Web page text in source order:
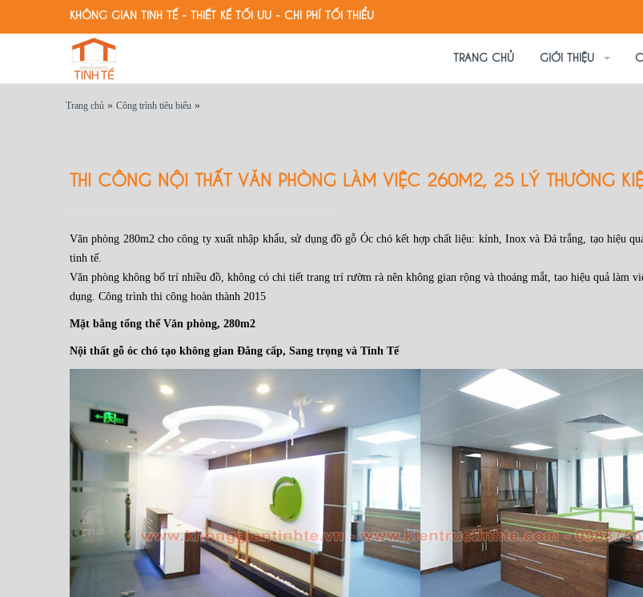
KHÔNG GIAN TINH TẾ - THIẾT KẾ TỐI ƯU - CHI PHÍ TỐI THIỂU
TRANG CHỦ GIỚI THIỆU
Trang chủ » Công trình tiêu biểu »
THI CÔNG NỘI THẤT VĂN PHÒNG LÀM VIỆC 260M2, 25 LÝ THƯỜNG
Văn phòng 280m2 cho công ty xuất nhập khẩu, sử dụng đồ gỗ Óc chó kết hợp chất liệu: kính, Inox và Đá trắng, tạo hiệu
tinh tế.
Văn phòng không bố trí nhiều đồ, không có chi tiết trang trí rườm rà nên không gian rộng và thoáng mắt, tao hiệu quả làm
dụng. Công trình thi công hoàn thành 2015
Mặt bằng tổng thể Văn phòng, 280m2
Nội thất gỗ óc chó tạo không gian Đẳng cấp, Sang trọng và Tinh Tế